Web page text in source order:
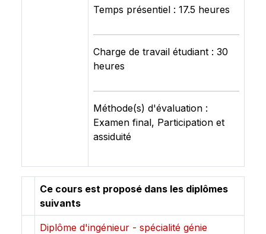
Temps présentiel : 17.5 heures
Charge de travail étudiant : 30
heures
Méthode(s) d'évaluation :
Examen final, Participation et
assiduité
Ce cours est proposé dans les diplômes
suivants
Diplôme d'ingénieur - spécialité génie